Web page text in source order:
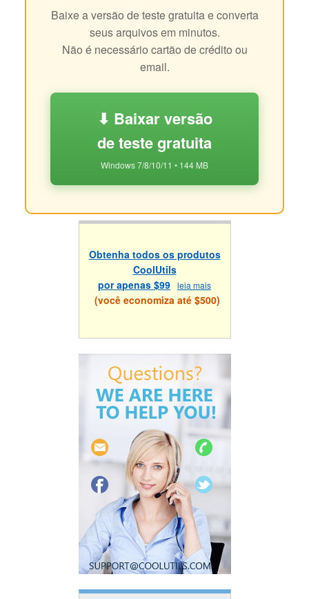
Baixe a versão de teste gratuita e converta
seus arquivos em minutos.
Não é necessário cartão de crédito ou
email.
⬇ Baixar versão
de teste gratuita
Windows 7/8/10/11 • 144 MB
Obtenha todos os produtos
CoolUtils
por apenas $99 leia mais
(você economiza até $500)